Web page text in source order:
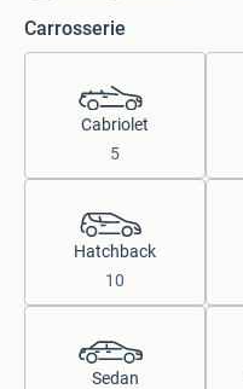
Carrosserie
Cabriolet
5
Hatchback
10
Sedan